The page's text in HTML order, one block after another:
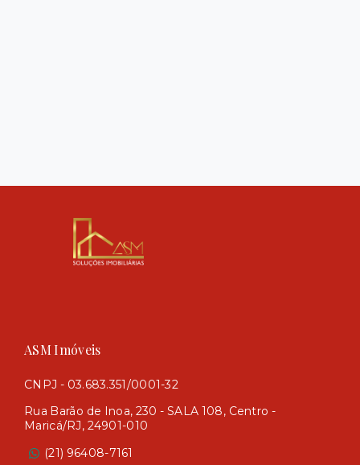
ASM Imóveis
CNPJ - 03.683.351/0001-32
Rua Barão de Inoa, 230 - SALA 108, Centro -
Maricá/RJ, 24901-010
(21) 96408-7161